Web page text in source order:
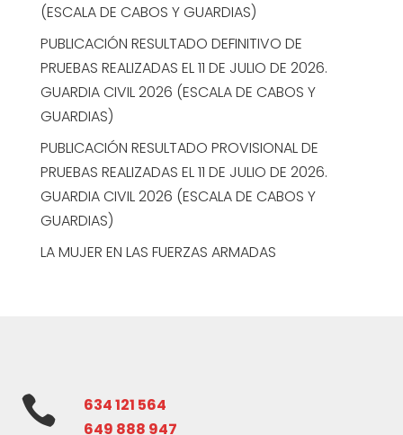
(ESCALA DE CABOS Y GUARDIAS)
PUBLICACIÓN RESULTADO DEFINITIVO DE
PRUEBAS REALIZADAS EL 11 DE JULIO DE 2026.
GUARDIA CIVIL 2026 (ESCALA DE CABOS Y
GUARDIAS)
PUBLICACIÓN RESULTADO PROVISIONAL DE
PRUEBAS REALIZADAS EL 11 DE JULIO DE 2026.
GUARDIA CIVIL 2026 (ESCALA DE CABOS Y
GUARDIAS)
LA MUJER EN LAS FUERZAS ARMADAS

634 121 564
649 888 947